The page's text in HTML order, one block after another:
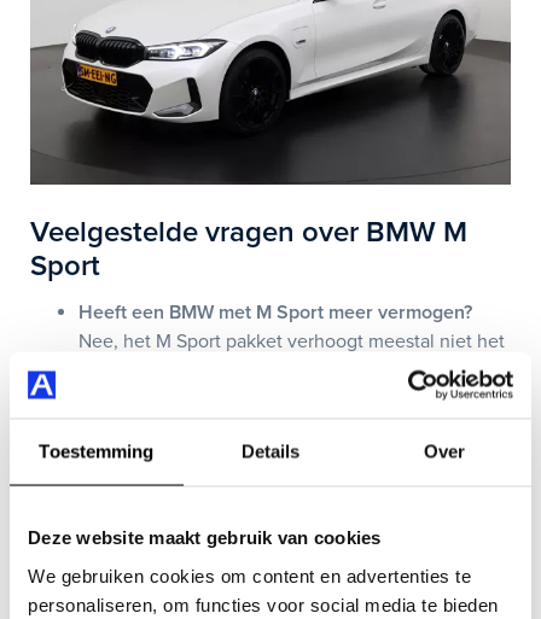
Toestemming Details Over
Deze website maakt gebruik van cookies
We gebruiken cookies om content en advertenties te
personaliseren, om functies voor social media te bieden
Veelgestelde vragen over BMW M
Sport
Heeft een BMW met M Sport meer vermogen?
Nee, het M Sport pakket verhoogt meestal niet het
motorvermogen. Dit pakket richt zich vooral op
design en uitstraling. Als je meer vermogen zoekt
M3 en M5.
BMW M?
Een BMW M Sport is een gewone BMW met een
sportpakket, hierdoor oogt de auto sportiever. Een